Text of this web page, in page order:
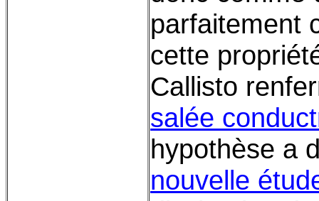
parfaitement
cette
Callisto
salée
hypothèse a
nouvelle